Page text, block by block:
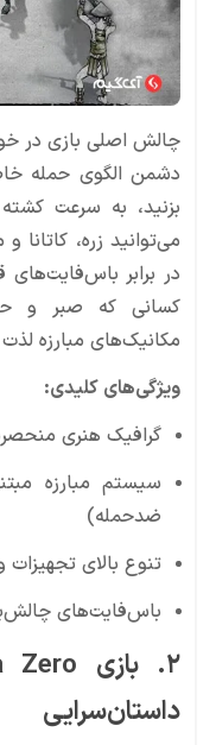
چالش اصلی بازی در
دشمن الگوی حمله
بزنید، به سرعت
می‌توانید زره، کاتانا
در برابر باس‌فایت‌های
کسانی که صبر و
مکانیک‌های مبارزه
ویژگی‌های کلیدی:
گرافیک هنری
ضدحمله)
تنوع بالای تجهیزات
باس‌فایت‌های
داستان‌سرایی